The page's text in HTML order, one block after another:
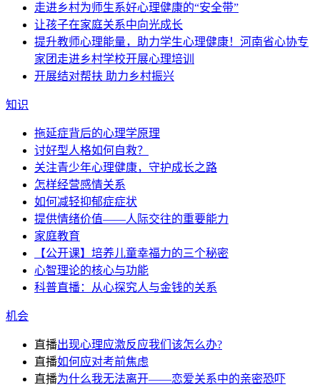
走进乡村为师生系好心理健康的“安全带”
让孩子在家庭关系中向光成长
提升教师心理能量，助力学生心理健康！河南省心协专
家团走进乡村学校开展心理培训
开展结对帮扶 助力乡村振兴
知识
拖延症背后的心理学原理
讨好型人格如何自救？
关注青少年心理健康，守护成长之路
怎样经营感情关系
如何减轻抑郁症症状
提供情绪价值——人际交往的重要能力
家庭教育
【公开课】培养儿童幸福力的三个秘密
心智理论的核心与功能
科普直播：从心探究人与金钱的关系
机会
直播出现心理应激反应我们该怎么办?
直播如何应对考前焦虑
直播为什么我无法离开——恋爱关系中的亲密恐吓